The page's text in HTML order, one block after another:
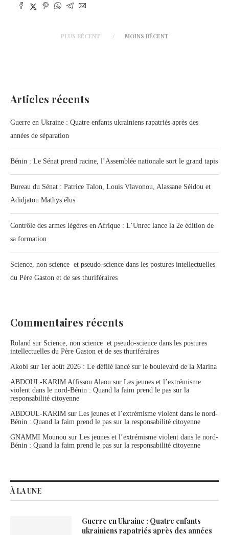
PLUS RÉCENT MOINS RÉCENT
Articles récents
Guerre en Ukraine : Quatre enfants ukrainiens rapatriés après des
années de séparation
Bénin : Le Sénat prend racine, l’Assemblée nationale sort le grand tapis
Bureau du Sénat : Patrice Talon, Louis Vlavonou, Alassane Séidou et
Adidjatou Mathys élus
Contrôle des armes légères en Afrique : L’Unrec lance la 2e édition de
sa formation
Science, non science et pseudo-science dans les postures intellectuelles
du Père Gaston et de ses thuriféraires
Commentaires récents
Roland sur Science, non science et pseudo-science dans les postures
intellectuelles du Père Gaston et de ses thuriféraires
Akobi sur 1er août 2026 : Le défilé lancé sur le boulevard de la Marina
ABDOUL-KARIM Affissou Alaou sur Les jeunes et l’extrémisme
violent dans le nord-Bénin : Quand la faim prend le pas sur la
responsabilité citoyenne
ABDOUL-KARIM sur Les jeunes et l’extrémisme violent dans le nord-
Bénin : Quand la faim prend le pas sur la responsabilité citoyenne
GNAMMI Mounou sur Les jeunes et l’extrémisme violent dans le nord-
Bénin : Quand la faim prend le pas sur la responsabilité citoyenne
À LA UNE
Guerre en Ukraine : Quatre enfants
ukrainiens rapatriés après des années